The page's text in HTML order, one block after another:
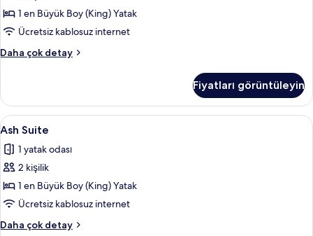
fotoğrafları
görün
1 en Büyük Boy (King) Yatak
Ücretsiz kablosuz internet
Daha çok detay
Boutique
fazla
detay
Fiyatları görüntüleyin
Ash
Suite
için
tüm
fotoğrafları
görün
Ash Suite | Odada kasa, masa, dizüstü
6
Ash Suite
1 yatak odası
2 kişilik
1 en Büyük Boy (King) Yatak
Ücretsiz kablosuz internet
Daha çok detay
Ash